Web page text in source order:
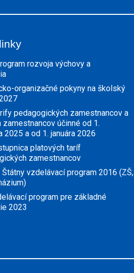
rozvoja výchovy a
organizačné pokyny na školský
pedagogických zamestnancov a
zamestnancov účinné od 1.
2025 a od 1. januára 2026
platových taríf
zamestnancov
Štátny vzdelávací program 2016 (ZŠ,
program pre základné
2023